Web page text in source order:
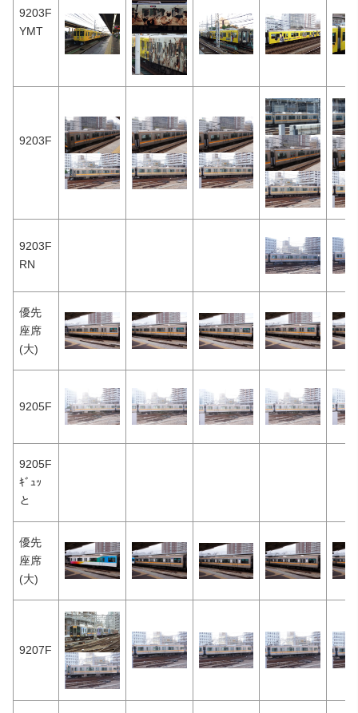
9203F
YMT
9203F
9203F
RN
優先
座席
(大)
9205F
9205F
ｷﾞｭｯ
と
優先
座席
(大)
9207F